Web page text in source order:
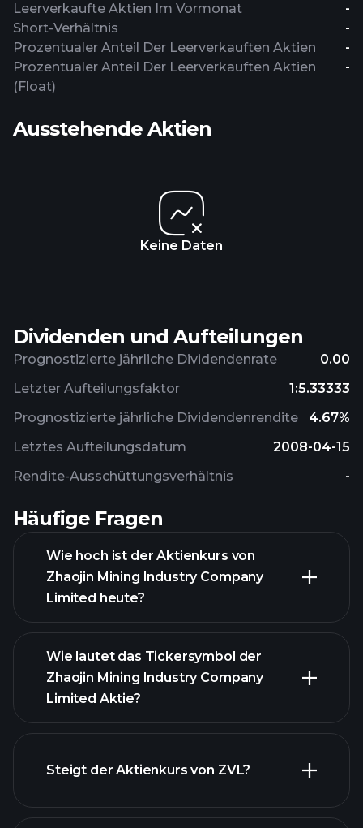
Leerverkaufte Aktien Im Vormonat
-
Short-Verhältnis
-
Prozentualer Anteil Der Leerverkauften Aktien
-
Prozentualer Anteil Der Leerverkauften Aktien
(Float)
-
Ausstehende Aktien
Keine Daten
Dividenden und Aufteilungen
Prognostizierte jährliche Dividendenrate 0.00
Prognostizierte jährliche Dividendenrendite 4.67%
Rendite-Ausschüttungsverhältnis -
Letzter Aufteilungsfaktor 1:5.33333
Letztes Aufteilungsdatum 2008-04-15
Häufige Fragen
Wie hoch ist der Aktienkurs von
Zhaojin Mining Industry Company
Limited heute?
Wie lautet das Tickersymbol der
Zhaojin Mining Industry Company
Limited Aktie?
Steigt der Aktienkurs von ZVL?